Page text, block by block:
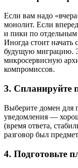
Если вам надо
монолит. Если
и пики по
Иногда стоит начать
будущую миграцию.
микросервисную
компромиссов.
3. Спланируйте
Выберите домен для
уведомления —
(время ответа,
разговор был
4. Подготовьте